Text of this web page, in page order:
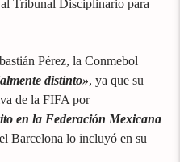
Tribunal Disciplinario para
Pérez, la Conmebol
distinto», ya que su
de la FIFA por
en la Federación Mexicana
Barcelona lo incluyó en su